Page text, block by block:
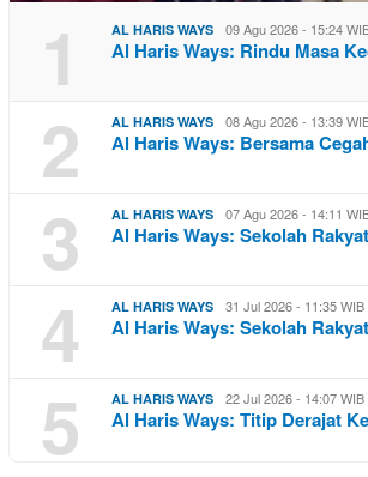
1 AL HARIS WAYS 09 Agu 2026 - 15:24
Al Haris Ways: Rindu Masa
2 AL HARIS WAYS 08 Agu 2026 - 13:39
Al Haris Ways: Bersama
3 AL HARIS WAYS 07 Agu 2026 - 14:11
Al Haris Ways: Sekolah
4 AL HARIS WAYS 31 Jul 2026 - 11:35 WIB
Al Haris Ways: Sekolah
5 AL HARIS WAYS 22 Jul 2026 - 14:07 WIB
Al Haris Ways: Titip Derajat